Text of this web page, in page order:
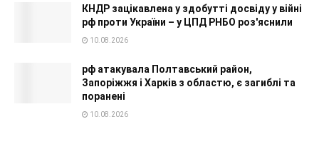
КНДР зацікавлена у здобутті досвіду у війні
рф проти України – у ЦПД РНБО роз'яснили
10.08.2026
рф атакувала Полтавський район,
Запоріжжя і Харків з областю, є загиблі та
поранені
10.08.2026